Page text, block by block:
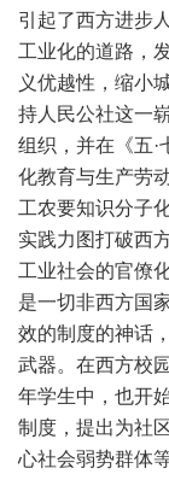
引起了西方进步
工业化的道路，
义优越性，缩小
持人民公社这一
组织，并在《五·
化教育与生产劳
工农要知识分子
实践力图打破西
工业社会的官僚
是一切非西方国
效的制度的神话
武器。在西方校
年学生中，也开
制度，提出为社
心社会弱势群体